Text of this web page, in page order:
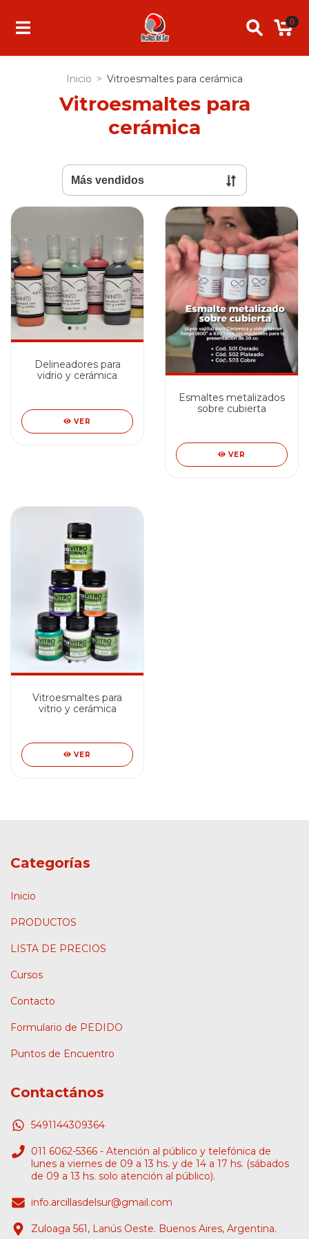
0
Inicio > Vitroesmaltes para cerámica
Vitroesmaltes para
cerámica
Delineadores para
vidrio y cerámica
VER
Esmaltes metalizados
sobre cubierta
VER
Vitroesmaltes para
vitrio y cerámica
VER
Categorías
Inicio
PRODUCTOS
LISTA DE PRECIOS
Cursos
Contacto
Formulario de PEDIDO
Puntos de Encuentro
Contactános
5491144309364
011 6062-5366 - Atención al público y telefónica de
lunes a viernes de 09 a 13 hs. y de 14 a 17 hs. (sábados
de 09 a 13 hs. solo atención al público).
info.arcillasdelsur@gmail.com
Zuloaga 561, Lanús Oeste. Buenos Aires, Argentina.